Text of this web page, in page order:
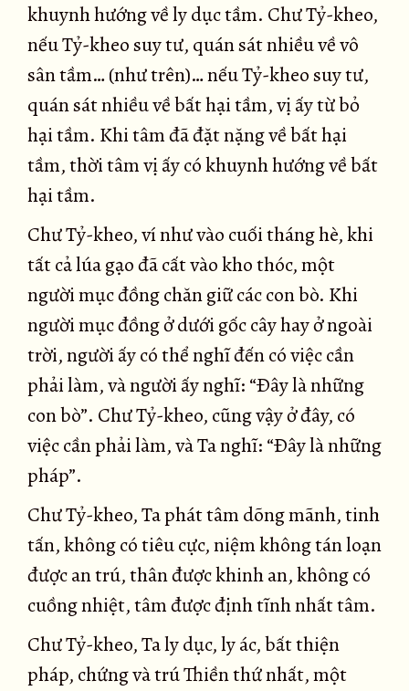
khuynh hướng về ly dục tầm. Chư Tỷ-kheo,
nếu Tỷ-kheo suy tư, quán sát nhiều về vô
sân tầm… (như trên)… nếu Tỷ-kheo suy tư,
quán sát nhiều về bất hại tầm, vị ấy từ bỏ
hại tầm. Khi tâm đã đặt nặng về bất hại
tầm, thời tâm vị ấy có khuynh hướng về bất
hại tầm.
Chư Tỷ-kheo, ví như vào cuối tháng hè, khi
tất cả lúa gạo đã cất vào kho thóc, một
người mục đồng chăn giữ các con bò. Khi
người mục đồng ở dưới gốc cây hay ở ngoài
trời, người ấy có thể nghĩ đến có việc cần
phải làm, và người ấy nghĩ: “Ðây là những
con bò”. Chư Tỷ-kheo, cũng vậy ở đây, có
việc cần phải làm, và Ta nghĩ: “Ðây là những
pháp”.
Chư Tỷ-kheo, Ta phát tâm dõng mãnh, tinh
tấn, không có tiêu cực, niệm không tán loạn
được an trú, thân được khinh an, không có
cuồng nhiệt, tâm được định tĩnh nhất tâm.
Chư Tỷ-kheo, Ta ly dục, ly ác, bất thiện
pháp, chứng và trú Thiền thứ nhất, một